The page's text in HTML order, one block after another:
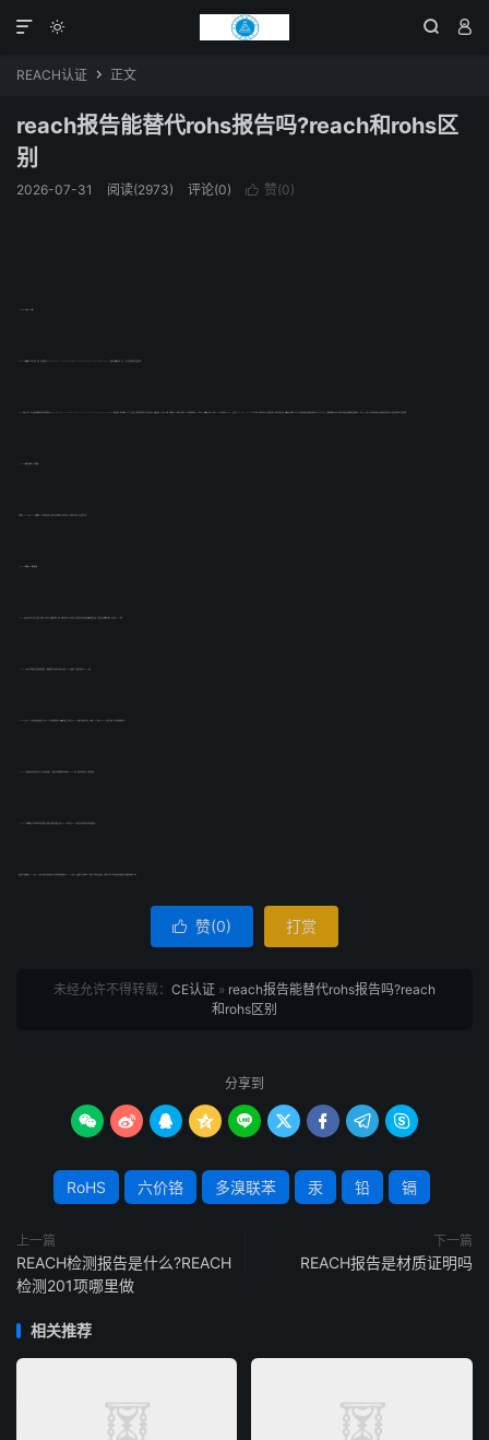
  

REACH认证  正文
reach报告能替代rohs报告吗?reach和rohs区
别
2026-07-31 阅读(2973) 评论(0)  赞(0)
 赞(0) 打赏
未经允许不得转载： CE认证 » reach报告能替代rohs报告吗?reach
和rohs区别
分享到
        
RoHS 六价铬 多溴联苯 汞 铅 镉
上一篇
REACH检测报告是什么?REACH
检测201项哪里做
下一篇
REACH报告是材质证明吗
相关推荐